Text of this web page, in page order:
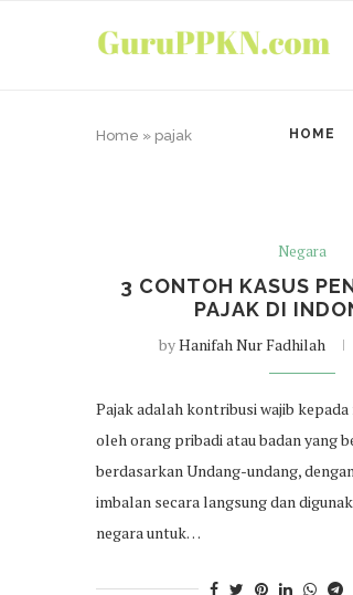
HOME
Home » pajak
Negara
3 CONTOH KASUS
PAJAK DI
byHanifah Nur Fadhilah
Pajak adalah kontribusi wajib
oleh orang pribadi atau badan yang
berdasarkan Undang-undang,
imbalan secara langsung dan
negara untuk…